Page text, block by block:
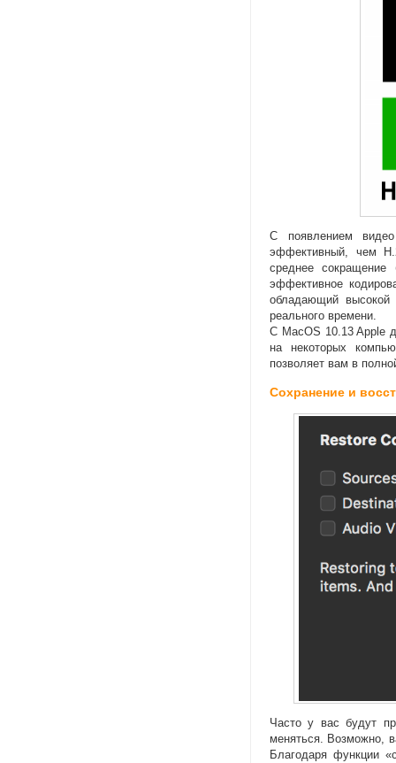
С появлением
эффективный
чем
среднее
эффективное
обладающий высокой
реального времени.
С MacOS 10.13 Apple
на некоторых
позволяет вам в
Сохранение и
Часто у вас будут
меняться. Возможно,
Благодаря функции «